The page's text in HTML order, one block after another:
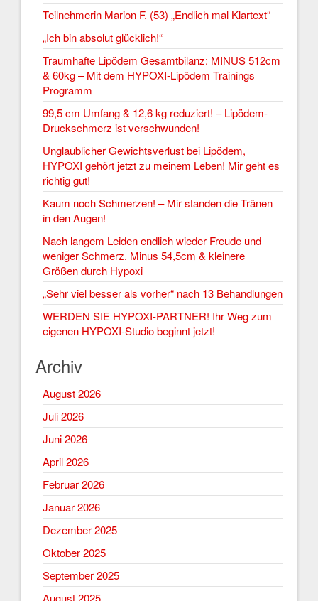
Teilnehmerin Marion F. (53) „Endlich mal Klartext“
„Ich bin absolut glücklich!“
Traumhafte Lipödem Gesamtbilanz: MINUS 512cm
& 60kg – Mit dem HYPOXI-Lipödem Trainings
Programm
99,5 cm Umfang & 12,6 kg reduziert! – Lipödem-
Druckschmerz ist verschwunden!
Unglaublicher Gewichtsverlust bei Lipödem,
HYPOXI gehört jetzt zu meinem Leben! Mir geht es
richtig gut!
Kaum noch Schmerzen! – Mir standen die Tränen
in den Augen!
Nach langem Leiden endlich wieder Freude und
weniger Schmerz. Minus 54,5cm & kleinere
Größen durch Hypoxi
„Sehr viel besser als vorher“ nach 13 Behandlungen
WERDEN SIE HYPOXI-PARTNER! Ihr Weg zum
eigenen HYPOXI-Studio beginnt jetzt!
Archiv
August 2026
Juli 2026
Juni 2026
April 2026
Februar 2026
Januar 2026
Dezember 2025
Oktober 2025
September 2025
August 2025